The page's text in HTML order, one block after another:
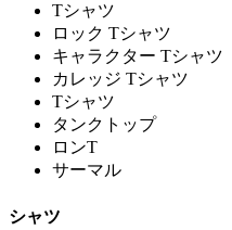
Tシャツ
ロック Tシャツ
キャラクター Tシャツ
カレッジ Tシャツ
Tシャツ
タンクトップ
ロンT
サーマル
シャツ